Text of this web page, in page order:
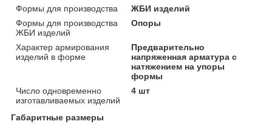
Формы для производства
ЖБИ изделий
Формы для производства
ЖБИ изделий
Опоры
Характер армирования
изделий в форме
Предварительно
напряженная арматура с
натяжением на упоры
формы
Число одновременно
изготавливаемых изделий
4 шт
Габаритные размеры